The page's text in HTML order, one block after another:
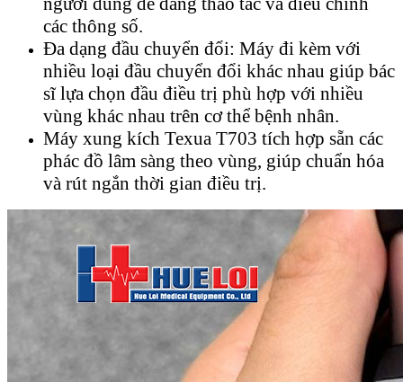
các thông số.
Đa dạng đầu chuyển đổi: Máy đi kèm với
nhiều loại đầu chuyển đổi khác nhau giúp bác
sĩ lựa chọn đầu điều trị phù hợp với nhiều
vùng khác nhau trên cơ thể bệnh nhân.
Máy xung kích Texua T703 tích hợp sẵn các
phác đồ lâm sàng theo vùng, giúp chuẩn hóa
và rút ngắn thời gian điều trị.